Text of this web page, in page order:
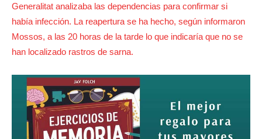
Generalitat analizaba las dependencias para confirmar si
había infección. La reapertura se ha hecho, según informaron
Mossos, a las 20 horas de la tarde lo que indicaría que no se
han localizado rastros de sarna.